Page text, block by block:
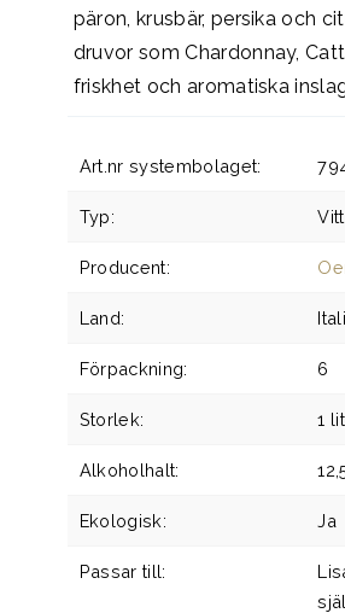
päron, krusbär, persika och
druvor som Chardonnay,
friskhet och aromatiska
Art.nr systembolaget:
Typ:
Producent:
Land:
Förpackning: 6
Storlek: 1
Alkoholhalt:
Ekologisk: Ja
Passar till: